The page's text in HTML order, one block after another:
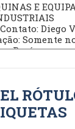
E
Diego
Somente
Pará